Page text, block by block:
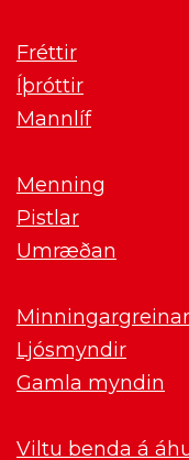
Fréttir
Íþróttir
Mannlíf
Menning
Pistlar
Umræðan
Minningargreinar
Ljósmyndir
Gamla myndin
Viltu benda á